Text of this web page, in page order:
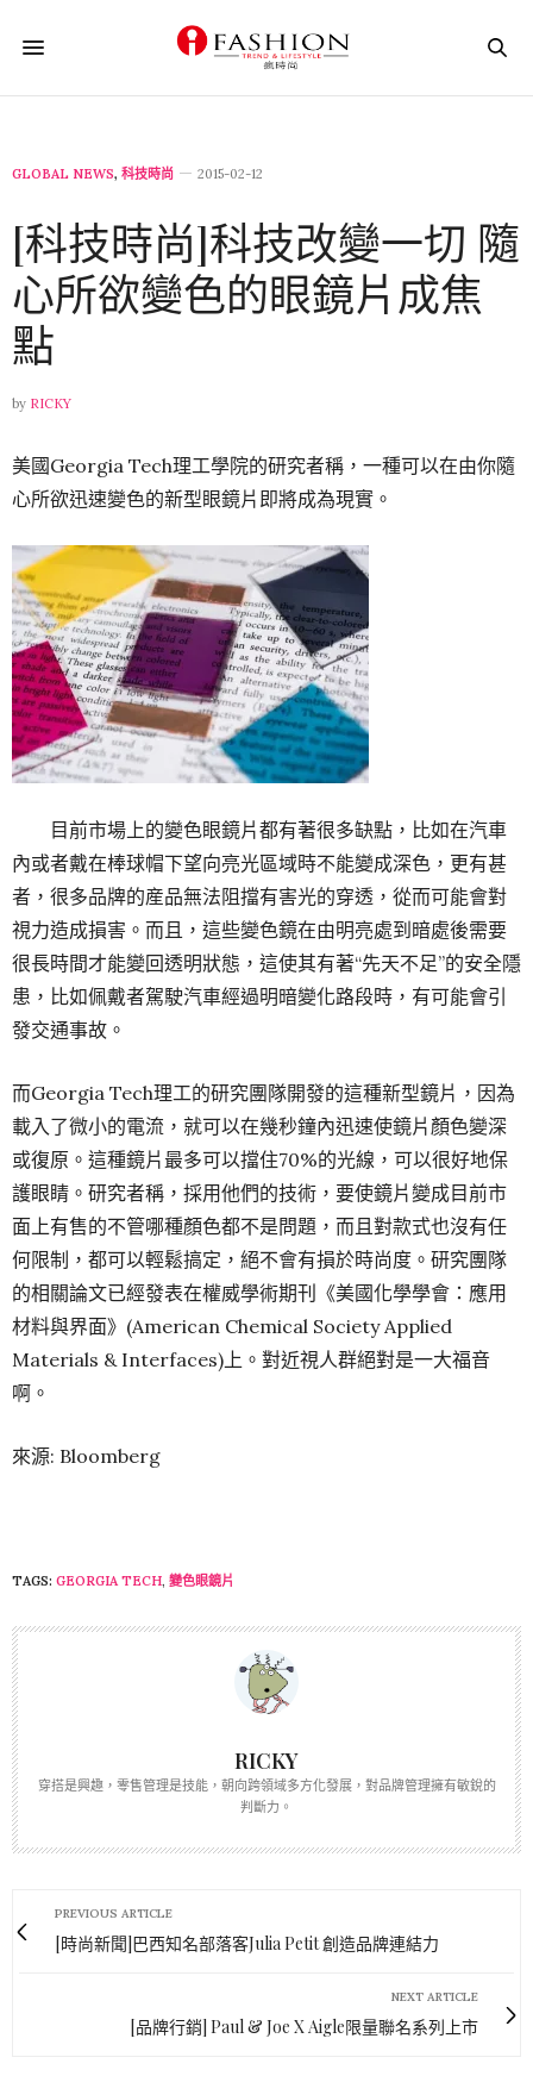
GLOBAL NEWS, 科技時尚 2015-02-12
[科技時尚]科技改變一切 隨
心所欲變色的眼鏡片成焦
點
by RICKY
美國Georgia Tech理工學院的研究者稱，一種可以在由你隨
心所欲迅速變色的新型眼鏡片即將成為現實。
目前市場上的變色眼鏡片都有著很多缺點，比如在汽車
內或者戴在棒球帽下望向亮光區域時不能變成深色，更有甚
者，很多品牌的産品無法阻擋有害光的穿透，從而可能會對
視力造成損害。而且，這些變色鏡在由明亮處到暗處後需要
很長時間才能變回透明狀態，這使其有著“先天不足”的安全隱
患，比如佩戴者駕駛汽車經過明暗變化路段時，有可能會引
發交通事故。
而Georgia Tech理工的研究團隊開發的這種新型鏡片，因為
載入了微小的電流，就可以在幾秒鐘內迅速使鏡片顏色變深
或復原。這種鏡片最多可以擋住70%的光線，可以很好地保
護眼睛。研究者稱，採用他們的技術，要使鏡片變成目前市
面上有售的不管哪種顏色都不是問題，而且對款式也沒有任
何限制，都可以輕鬆搞定，絕不會有損於時尚度。研究團隊
的相關論文已經發表在權威學術期刊《美國化學學會：應用
材料與界面》(American Chemical Society Applied
Materials & Interfaces)上。對近視人群絕對是一大福音
啊。
來源: Bloomberg
TAGS: GEORGIA TECH, 變色眼鏡片
RICKY
穿搭是興趣，零售管理是技能，朝向跨領域多方化發展，對品牌管理擁有敏銳的
判斷力。
PREVIOUS ARTICLE
[時尚新聞]巴西知名部落客Julia Petit 創造品牌連結力
NEXT ARTICLE
[品牌行銷] Paul & Joe X Aigle限量聯名系列上市